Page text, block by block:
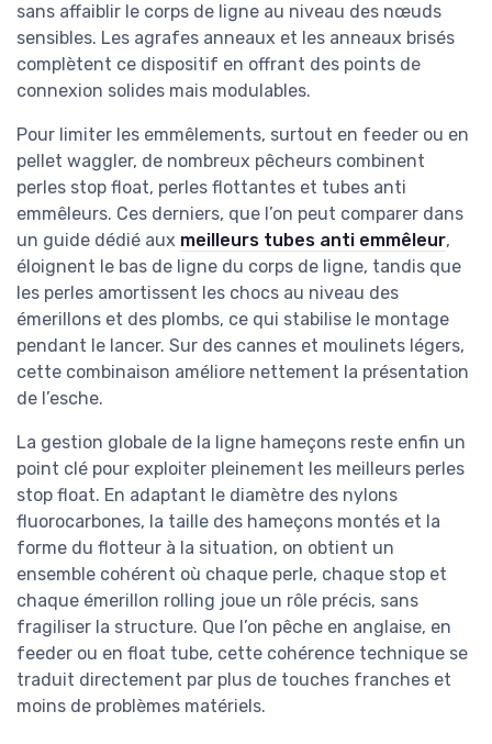
sans affaiblir le corps de ligne au niveau des nœuds
sensibles. Les agrafes anneaux et les anneaux brisés
complètent ce dispositif en offrant des points de
connexion solides mais modulables.
Pour limiter les emmêlements, surtout en feeder ou en
pellet waggler, de nombreux pêcheurs combinent
perles stop float, perles flottantes et tubes anti
emmêleurs. Ces derniers, que l’on peut comparer dans
un guide dédié aux meilleurs tubes anti emmêleur,
éloignent le bas de ligne du corps de ligne, tandis que
les perles amortissent les chocs au niveau des
émerillons et des plombs, ce qui stabilise le montage
pendant le lancer. Sur des cannes et moulinets légers,
cette combinaison améliore nettement la présentation
de l’esche.
La gestion globale de la ligne hameçons reste enfin un
point clé pour exploiter pleinement les meilleurs perles
stop float. En adaptant le diamètre des nylons
fluorocarbones, la taille des hameçons montés et la
forme du flotteur à la situation, on obtient un
ensemble cohérent où chaque perle, chaque stop et
chaque émerillon rolling joue un rôle précis, sans
fragiliser la structure. Que l’on pêche en anglaise, en
feeder ou en float tube, cette cohérence technique se
traduit directement par plus de touches franches et
moins de problèmes matériels.